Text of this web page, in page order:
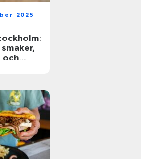
2025
och